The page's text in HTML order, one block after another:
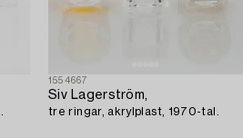
1554667
Siv Lagerström,
tre ringar, akrylplast, 1970-tal.